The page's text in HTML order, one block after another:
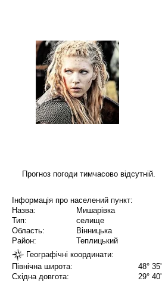
Прогноз погоди тимчасово відсутній.
Інформація про населений пункт:
Назва:
Мишарівка
Тип:
селище
Область:
Вінницька
Район:
Теплицький
Географічні координати:
Північна широта:
48° 35'
Східна довгота:
29° 40'